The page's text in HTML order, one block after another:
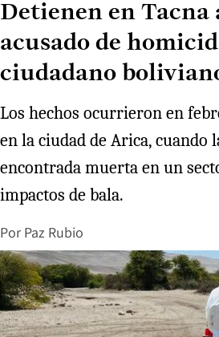
Detienen en Tacna
acusado de
ciudadano
Los hechos ocurrieron en
en la ciudad de Arica, cuando
encontrada muerta en un
impactos de bala.
Por Paz Rubio